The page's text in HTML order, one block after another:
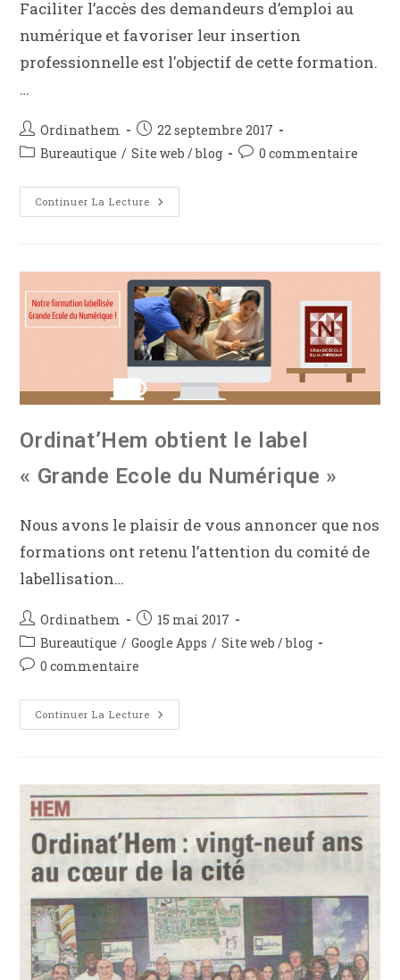
Faciliter l’accès des demandeurs d’emploi au
numérique et favoriser leur insertion
professionnelle est l'objectif de cette formation.
…
Ordinathem
22 septembre 2017
Bureautique / Site web / blog 0 commentaire
Continuer La Lecture
Ordinat’Hem obtient le label
« Grande Ecole du Numérique »
Nous avons le plaisir de vous annoncer que nos
formations ont retenu l’attention du comité de
labellisation…
Ordinathem
15 mai 2017
Bureautique / Google Apps / Site web / blog
0 commentaire
Continuer La Lecture